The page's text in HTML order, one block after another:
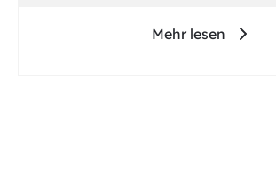
Mehr lesen